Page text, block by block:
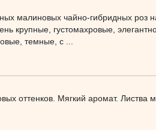
малиновых чайно-гибридных роз
крупные, густомахровые,
темные, с ...
оттенков. Мягкий аромат. Листва